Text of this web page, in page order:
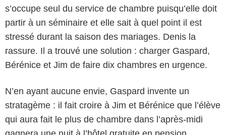
s’occupe seul du service de chambre puisqu’elle doit
partir à un séminaire et elle sait à quel point il est
stressé durant la saison des mariages. Denis la
rassure. Il a trouvé une solution : charger Gaspard,
Bérénice et Jim de faire dix chambres en urgence.
N’en ayant aucune envie, Gaspard invente un
stratagème : il fait croire à Jim et Bérénice que l’élève
qui aura fait le plus de chambre dans l’après-midi